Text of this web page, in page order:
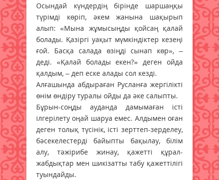
Осындай күндердің бірінде шаршаңқы
түрімді көріп, әкем жанына шақырып
алып: «Мына жұмысыңды қойсаң қалай
болады. Қазіргі уақыт мүмкіндіктер кезеңі
ғой. Басқа салада өзіңді сынап көр», –
деді. «Қалай болады екен?» деген ойда
қалдым, – деп еске алады сол кезді.
Алғашында абдыраған Русланға жергілікті
өнім өндіру туралы ойды да әке салыпты.
Бұрын-соңды ауданда дамымаған істі
ілгерілету оңай шаруа емес. Алдымен оған
деген толық түсінік, істі зерттеп-зерделеу,
бәсекелестерді байыпты бақылау, білім
алу, тәжірибе жинау, қажетті құрал-
жабдықтар мен шикізатты табу қажеттілігі
туындайды.